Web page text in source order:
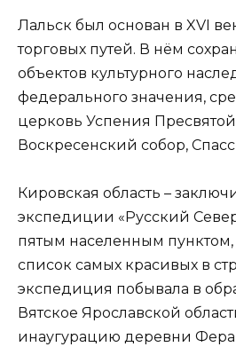
Лальск был основан в XVI
торговых путей. В нём
объектов культурного
федерального значения,
церковь Успения
Воскресенский собор,
Кировская область –
экспедиции «Русский Север
пятым населенным
список самых красивых в
экспедиция побывала в
Вятское Ярославской
инаугурацию деревни